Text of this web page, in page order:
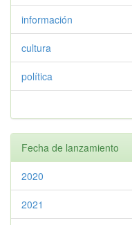
información
cultura
política
Fecha de lanzamiento
2020
2021